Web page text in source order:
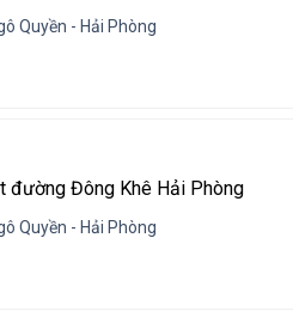
Quyền - Hải Phòng
đường Đông Khê Hải Phòng
Quyền - Hải Phòng